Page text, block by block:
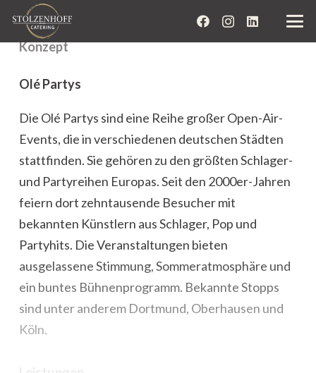
Konzept
Olé Partys
Die Olé Partys sind eine Reihe großer Open-Air-
Events, die in verschiedenen deutschen Städten
stattfinden. Sie gehören zu den größten Schlager-
und Partyreihen Europas. Seit den 2000er-Jahren
feiern dort zehntausende Besucher mit
bekannten Künstlern aus Schlager, Pop und
Partyhits. Die Veranstaltungen bieten
ausgelassene Stimmung, Sommeratmosphäre und
ein buntes Bühnenprogramm. Bekannte Stopps
sind unter anderem Dortmund, Oberhausen und
Köln.